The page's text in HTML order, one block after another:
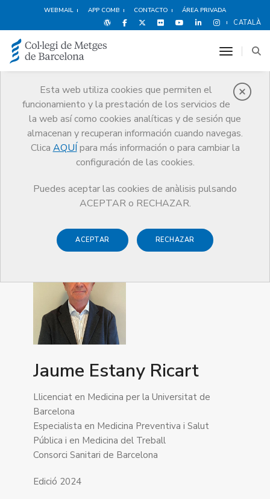
WEBMAIL APP COMB CONTACTO ÁREA PRIVADA
CATALÀ
Esta web utiliza cookies que permiten el
funcionamiento y la prestación de los servicios de
la web así como cookies analíticas y de sesión que
almacenan y recuperan información cuando navegas.
Clica AQUÍ para más información o para cambiar la
configuración de las cookies.
Puedes aceptar las cookies de anàlisis pulsando
ACEPTAR o RECHAZAR.
ACEPTAR RECHAZAR
toggle
Premios
El CoMB Guardonat Edició 2024
Guardonat Edició 2024
Jaume Estany Ricart
Llicenciat en Medicina per la Universitat de
Barcelona
Especialista en Medicina Preventiva i Salut
Pública i en Medicina del Treball
Consorci Sanitari de Barcelona
Edició 2024